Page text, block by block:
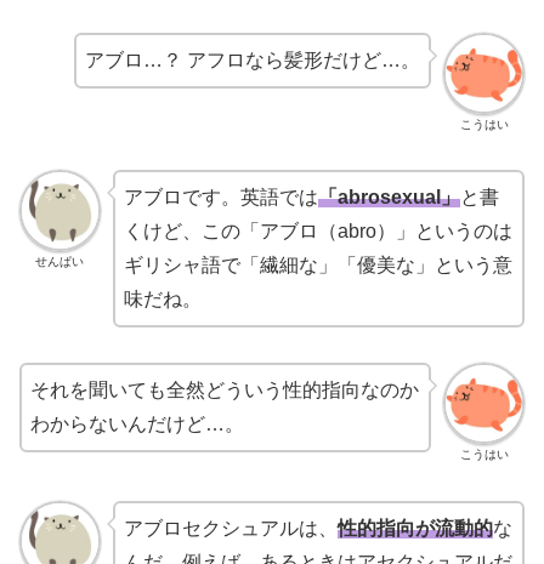
こうはい
アブロ…？ アフロなら髪形だけど…。
せんぱい
アブロです。英語では「abrosexual」と書
くけど、この「アブロ（abro）」というのは
ギリシャ語で「繊細な」「優美な」という意
味だね。
こうはい
それを聞いても全然どういう性的指向なのか
わからないんだけど…。
アブロセクシュアルは、性的指向が流動的な